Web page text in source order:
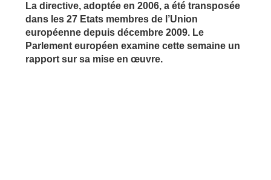
La directive, adoptée en 2006, a été transposée
dans les 27 Etats membres de l’Union
européenne depuis décembre 2009. Le
Parlement européen examine cette semaine un
rapport sur sa mise en œuvre.